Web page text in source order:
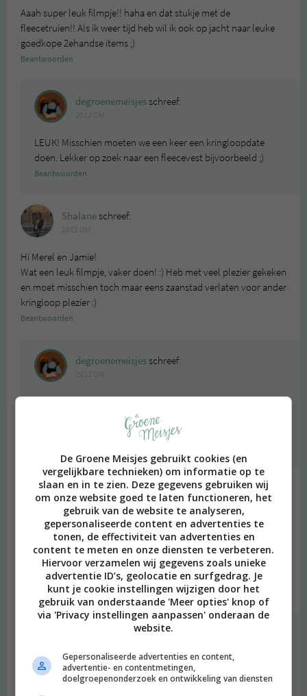
Aaah super leuk filmpje!! haha en dat stukje met de
fleecetruien!! Als ik weer tijd heb wil ik ook op jacht naar leuke
goedkope 2ehandse items ;)
Beantwoorden
degroenemeisjesschreef:
LEUK! Misschien moeten we een keer een kringloopdate
doen. Lekker op zoek naar een fleecevest bijvoorbeeld ;)
Beantwoorden
Shalaneschreef:
Hi Merel en Jamie!
Wat een leuk filmpje, vaker doen! :) Heb met veel plezier gekeken
en moet misschien toch maar eens zaanstad verlaten voor ander
kringloop plezier :)
Beantwoorden
degroenemeisjesschreef:
Noppes is en blijft geweldig, maar er is dus nog veel meer
Suus schreef:
2012 OM
Hoi! Leuk filmpje!
Ik hou zelf ook erg van de kringloop, maar dan vooral voor mijn
meubels en spulletjes voor in huis, vaasjes en zo!
Ik ga jullie blog volgen!
Beantwoorden
degroenemeisjesschreef:
Bedankt voor je compliment Suus! Wij kopen ook veel
De Groene Meisjes gebruikt cookies (en
vergelijkbare technieken) om informatie op te
slaan en in te zien. Deze gegevens gebruiken wij
om onze website goed te laten functioneren, het
gebruik van de website te analyseren,
gepersonaliseerde content en advertenties te
tonen, de effectiviteit van advertenties en
content te meten en onze diensten te verbeteren.
Hiervoor verzamelen wij gegevens zoals unieke
advertentie ID’s, geolocatie en surfgedrag. Je
kunt je cookie instellingen wijzigen door het
gebruik van onderstaande 'Meer opties' knop of
via 'Privacy instellingen aanpassen' onderaan de
website.
Gepersonaliseerde advertenties en content,
advertentie- en contentmetingen,
doelgroepenonderzoek en ontwikkeling van diensten